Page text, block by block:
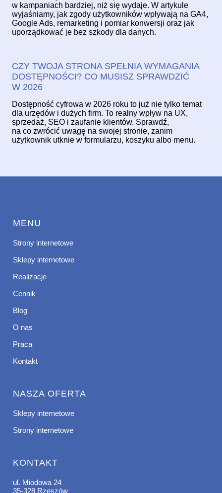
w kampaniach bardziej, niż się wydaje. W artykule
wyjaśniamy, jak zgody użytkowników wpływają na GA4,
Google Ads, remarketing i pomiar konwersji oraz jak
uporządkować je bez szkody dla danych.
CZY TWOJA STRONA SPEŁNIA WYMAGANIA
DOSTĘPNOŚCI? CO MUSISZ SPRAWDZIĆ
W 2026
Dostępność cyfrowa w 2026 roku to już nie tylko temat
dla urzędów i dużych firm. To realny wpływ na UX,
sprzedaż, SEO i zaufanie klientów. Sprawdź,
na co zwrócić uwagę na swojej stronie, zanim
użytkownik utknie w formularzu, koszyku albo menu.
MENU
Strony internetowe
Sklepy internetowe
Realizacje
Cennik
Blog
O nas
Praca
Kontakt
NASZA OFERTA
Sklepy internetowe
Strony internetowe
KONTAKT
ul. Miodowa 24
35-328 Rzeszów